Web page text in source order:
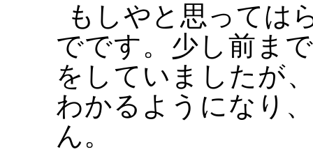
もしやと思っては
でです。少し前ま
をしていましたが
わかるようになり
ん。